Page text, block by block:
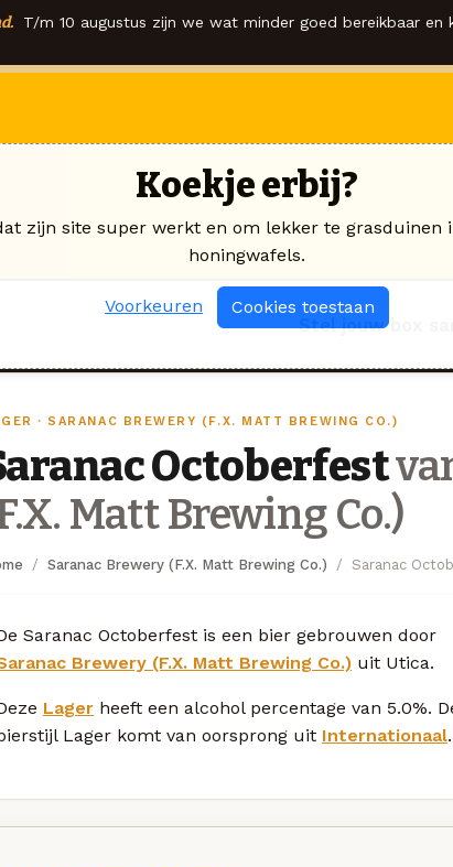
T/m 10 augustus zijn we wat minder goed bereikbaar
Stel jouw box
· SARANAC BREWERY (F.X. MATT BREWING CO.)
Octoberfest
Matt Brewing Co.)
Saranac Brewery (F.X. Matt Brewing Co.) Saranac
Saranac Octoberfest is een bier gebrouwen door
Brewery (F.X. Matt Brewing Co.) uit Utica.
Lager heeft een alcohol percentage van 5.0%.
Lager komt van oorsprong uit Internationaal.
Koekje erbij?
zijn site super werkt en om lekker te grasduinen
honingwafels.
Voorkeuren Cookies toestaan